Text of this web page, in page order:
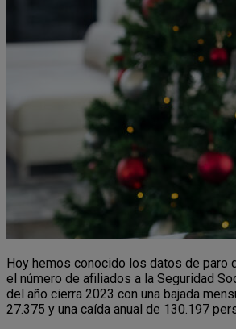
Hoy hemos conocido los datos de paro
el número de afiliados a la Seguridad
del año cierra 2023 con una bajada
27.375 y una caída anual de 130.197